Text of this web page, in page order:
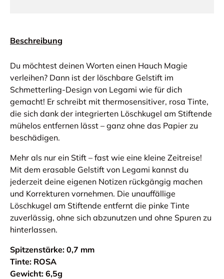
Beschreibung
Du möchtest deinen Worten einen Hauch Magie
verleihen? Dann ist der löschbare Gelstift im
Schmetterling-Design von Legami wie für dich
gemacht! Er schreibt mit thermosensitiver, rosa Tinte,
die sich dank der integrierten Löschkugel am Stiftende
mühelos entfernen lässt – ganz ohne das Papier zu
beschädigen.
Mehr als nur ein Stift – fast wie eine kleine Zeitreise!
Mit dem erasable Gelstift von Legami kannst du
jederzeit deine eigenen Notizen rückgängig machen
und Korrekturen vornehmen. Die unauffällige
Löschkugel am Stiftende entfernt die pinke Tinte
zuverlässig, ohne sich abzunutzen und ohne Spuren zu
hinterlassen.
Spitzenstärke: 0,7 mm
Tinte: ROSA
Gewicht: 6,5g